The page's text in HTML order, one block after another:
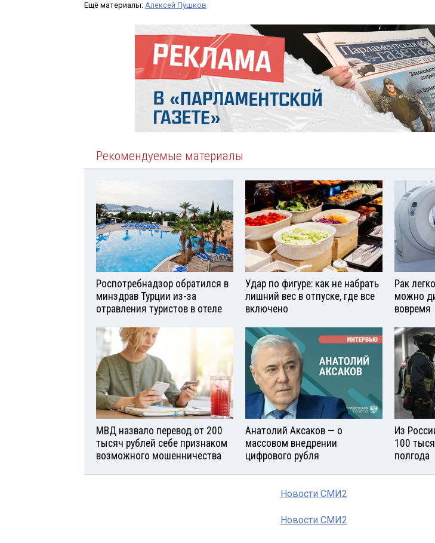
Ещё материалы: Алексей Пушков
Рекомендуемые материалы
Роспотребнадзор обратился в
минздрав Турции из-за
отравления туристов в отеле
Удар по фигуре: как не набрать
лишний вес в отпуске, где все
включено
Рак
можно
вовремя
МВД назвало перевод от 200
тысяч рублей себе признаком
возможного мошенничества
Анатолий Аксаков — о
массовом внедрении
цифрового рубля
Из
100
полгода
Новости СМИ2
Новости СМИ2